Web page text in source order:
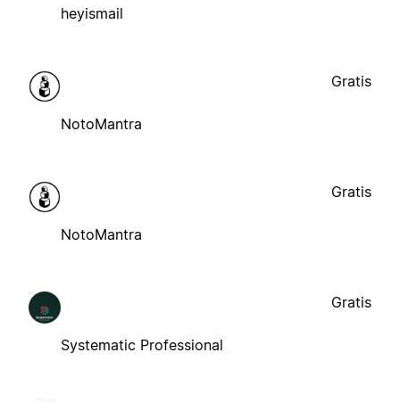
heyismail
NotoMantra
Gratis
NotoMantra
Gratis
Systematic Professional
Gratis